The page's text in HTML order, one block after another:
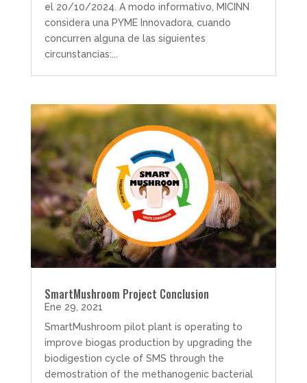
el 20/10/2024. A modo informativo, MICINN
considera una PYME Innovadora, cuando
concurren alguna de las siguientes
circunstancias:...
SmartMushroom Project Conclusion
Ene 29, 2021
SmartMushroom pilot plant is operating to
improve biogas production by upgrading the
biodigestion cycle of SMS through the
demostration of the methanogenic bacterial